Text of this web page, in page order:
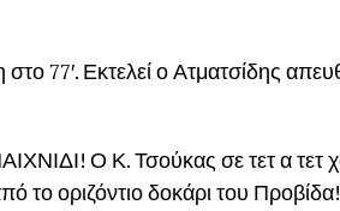
77′. Εκτελεί ο Ατματσίδης
Ο Κ. Τσούκας σε τετ α τετ
το οριζόντιο δοκάρι του Προβίδα!